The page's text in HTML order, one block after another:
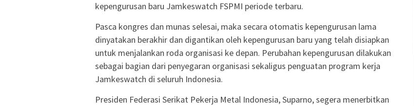
kepengurusan baru Jamkeswatch FSPMI periode terbaru.
Pasca kongres dan munas selesai, maka secara otomatis kepengurusan lama
dinyatakan berakhir dan digantikan oleh kepengurusan baru yang telah disiapkan
untuk menjalankan roda organisasi ke depan. Perubahan kepengurusan dilakukan
sebagai bagian dari penyegaran organisasi sekaligus penguatan program kerja
Jamkeswatch di seluruh Indonesia.
Presiden Federasi Serikat Pekerja Metal Indonesia, Suparno, segera menerbitkan